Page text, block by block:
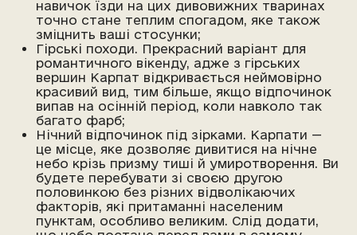
навичок їзди на цих дивовижних тваринах
точно стане теплим спогадом, яке також
зміцнить ваші стосунки;
Гірські походи. Прекрасний варіант для
романтичного вікенду, адже з гірських
вершин Карпат відкривається неймовірно
красивий вид, тим більше, якщо відпочинок
випав на осінній період, коли навколо так
багато фарб;
Нічний відпочинок під зірками. Карпати —
це місце, яке дозволяє дивитися на нічне
небо крізь призму тиші й умиротворення. Ви
будете перебувати зі своєю другою
половинкою без різних відволікаючих
факторів, які притаманні населеним
пунктам, особливо великим. Слід додати,